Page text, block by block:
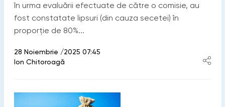
în urma evaluării efectuate de către o comisie, au
fost constatate lipsuri (din cauza secetei) în
proporție de 80%...
28 Noiembrie /2025 07:45
Ion Chitoroagă